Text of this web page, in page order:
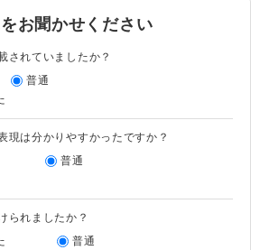
お聞かせください
されていましたか？
普通
現は分かりやすかったですか？
普通
られましたか？
普通